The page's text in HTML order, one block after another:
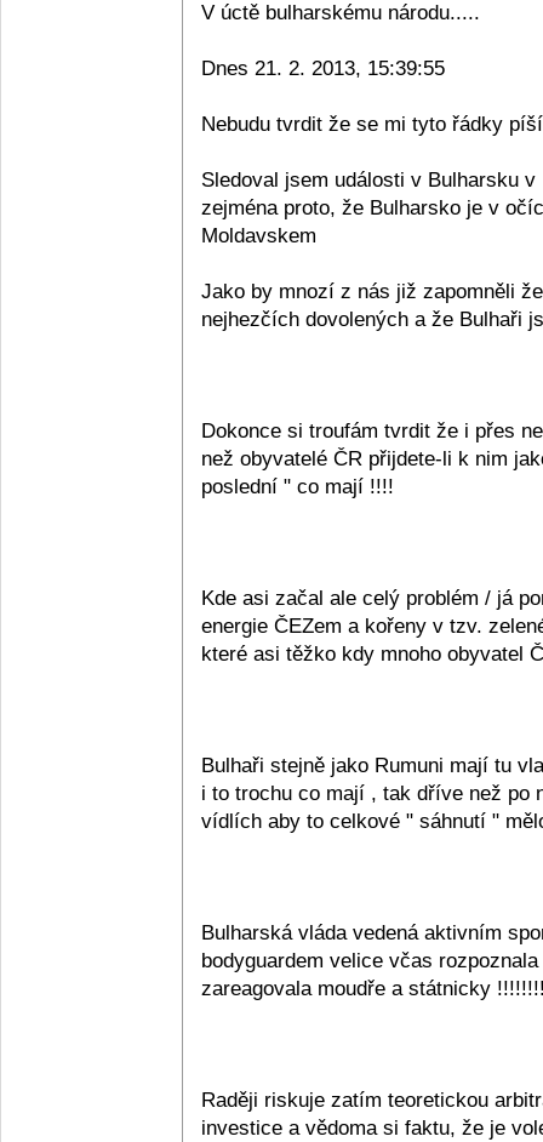
V úctě bulharskému národu.....
Dnes 21. 2. 2013, 15:39:55
Nebudu tvrdit že se mi tyto řádky
Sledoval jsem události v Bulharsku
zejména proto, že Bulharsko je v
Moldavskem
Jako by mnozí z nás již zapomněli
nejhezčích dovolených a že Bulhaři
Dokonce si troufám tvrdit že i přes
než obyvatelé ČR přijdete-li k nim
poslední " co mají !!!!
Kde asi začal ale celý problém / já
energie ČEZem a kořeny v tzv.
které asi těžko kdy mnoho obyvatel
Bulhaři stejně jako Rumuni mají tu
i to trochu co mají , tak dříve než po
vídlích aby to celkové " sáhnutí "
Bulharská vláda vedená aktivním
bodyguardem velice včas
zareagovala moudře a státnicky
Raději riskuje zatím teoretickou
investice a vědoma si faktu, že je